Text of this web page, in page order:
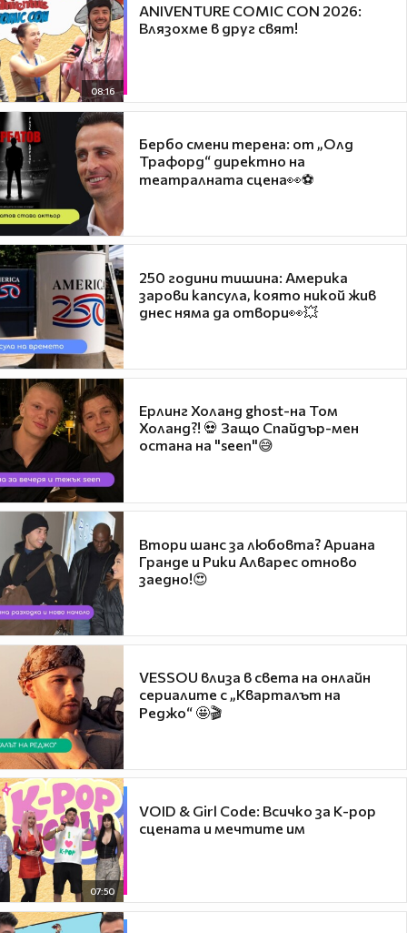
08:16
ANIVENTURE COMIC CON 2026:
Влязохме в друг свят!
Бербо смени терена: от „Олд
Трафорд“ директно на
театралната сцена👀⚽
250 години тишина: Америка
зарови капсула, която никой жив
днес няма да отвори👀💥
Ерлинг Холанд ghost-на Том
Холанд?! 💀 Защо Спайдър-мен
остана на "seen"😅
Втори шанс за любовта? Ариана
Гранде и Рики Алварес отново
заедно!😍
VESSOU влиза в света на онлайн
сериалите с „Кварталът на
Реджо“ 🤩🎬
07:50
VOID & Girl Code: Всичко за K-pop
сцената и мечтите им